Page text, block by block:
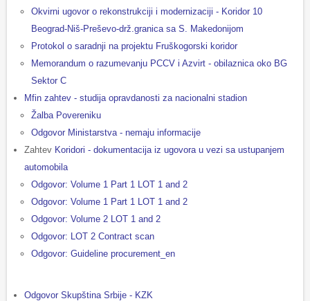
Okvirni ugovor o rekonstrukciji i modernizaciji - Koridor 10
Beograd-Niš-Preševo-drž.granica sa S. Makedonijom
Protokol o saradnji na projektu Fruškogorski koridor
Memorandum o razumevanju PCCV i Azvirt - obilaznica oko BG
Sektor C
Mfin zahtev - studija opravdanosti za nacionalni stadion
Žalba Povereniku
Odgovor Ministarstva - nemaju informacije
Zahtev Koridori - dokumentacija iz ugovora u vezi sa ustupanjem
automobila
Odgovor: Volume 1 Part 1 LOT 1 and 2
Odgovor: Volume 1 Part 1 LOT 1 and 2
Odgovor: Volume 2 LOT 1 and 2
Odgovor: LOT 2 Contract scan
Odgovor: Guideline procurement_en
Odgovor Skupština Srbije - KZK